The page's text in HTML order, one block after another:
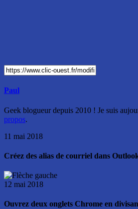
Paul
Geek blogueur depuis 2010 ! Je suis
propos.
11 mai 2018
Créez des alias de courriel dans
12 mai 2018
Ouvrez deux onglets Chrome en